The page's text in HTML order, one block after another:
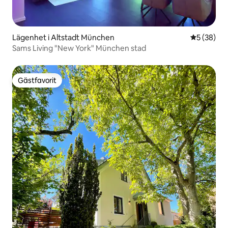
Lägenhet i Altstadt München 5 av 5 i
5 (38)
Sams Living "New York" München stad
Gästfavorit
Gästfavorit